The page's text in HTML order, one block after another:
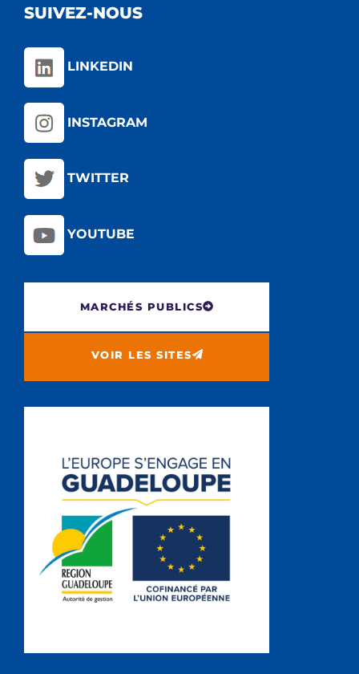
SUIVEZ-NOUS
LINKEDIN
INSTAGRAM
TWITTER
YOUTUBE
MARCHÉS PUBLICS
VOIR LES SITES